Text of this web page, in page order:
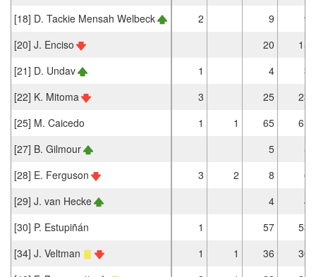
[18] D. Tackie Mensah Welbeck
2 9
9
[20] J. Enciso
20
15
[21] D. Undav
1 4
3
[22] K. Mitoma
3 25
23
[25] M. Caicedo
1 1 65
61
[27] B. Gilmour
5
5
[28] E. Ferguson
3 2 8
6
[29] J. van Hecke
4
4
[30] P. Estupiñán
1 57
53
[34] J. Veltman
1 1 36
30